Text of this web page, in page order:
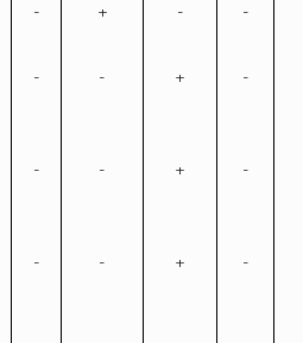
- + - -
- - + -
- - + -
- - + -